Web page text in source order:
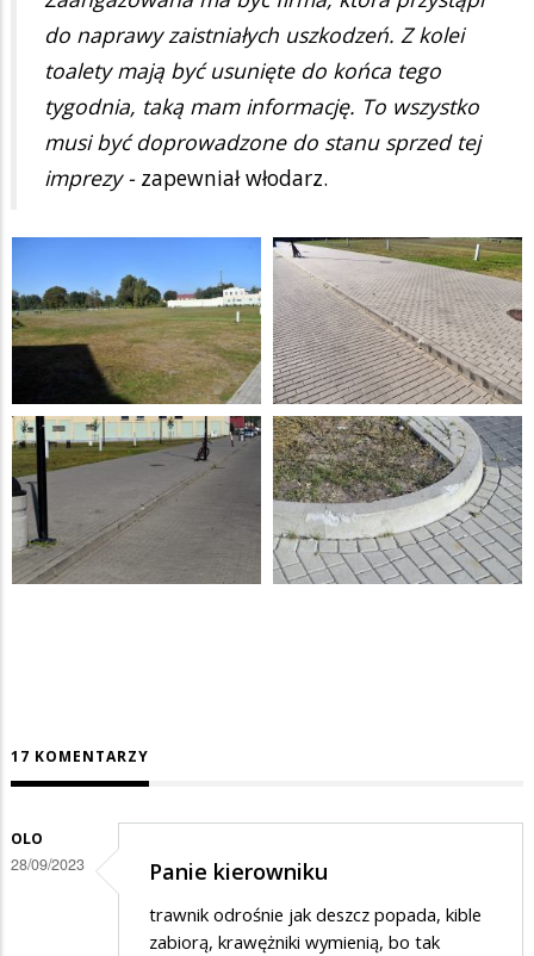
do naprawy zaistniałych uszkodzeń. Z kolei
toalety mają być usunięte do końca tego
tygodnia, taką mam informację. To wszystko
musi być doprowadzone do stanu sprzed tej
imprezy - zapewniał włodarz.
17 KOMENTARZY
OLO
28/09/2023 Panie kierowniku
trawnik odrośnie jak deszcz popada, kible
zabiorą, krawężniki wymienią, bo tak